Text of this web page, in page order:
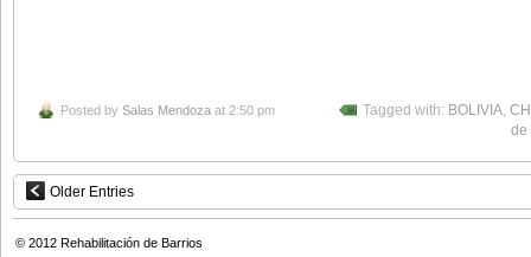
Posted by Salas Mendoza at 2:50 pm Tagged with: BOLIVIA
de
Older Entries
© 2012 Rehabilitación de Barrios